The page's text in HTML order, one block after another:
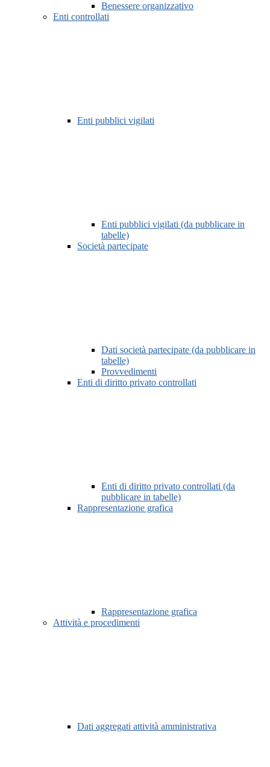
Benessere organizzativo
Enti controllati
Enti pubblici vigilati
Enti pubblici vigilati (da pubblicare in
tabelle)
Società partecipate
Dati società partecipate (da pubblicare in
tabelle)
Provvedimenti
Enti di diritto privato controllati
Enti di diritto privato controllati (da
pubblicare in tabelle)
Rappresentazione grafica
Rappresentazione grafica
Attività e procedimenti
Dati aggregati attività amministrativa